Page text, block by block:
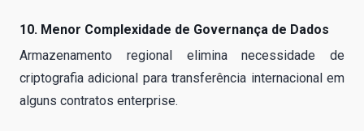
10. Menor Complexidade de Governança de Dados
Armazenamento regional elimina necessidade de
criptografia adicional para transferência internacional em
alguns contratos enterprise.